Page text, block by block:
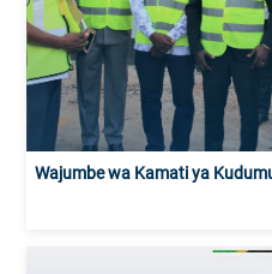
Wajumbe wa Kamati ya